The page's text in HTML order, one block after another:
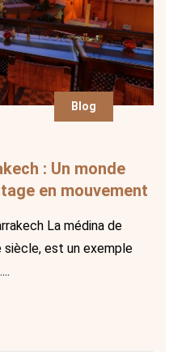
Blog
: Un monde
en mouvement
La médina de
siècle, est un exemple